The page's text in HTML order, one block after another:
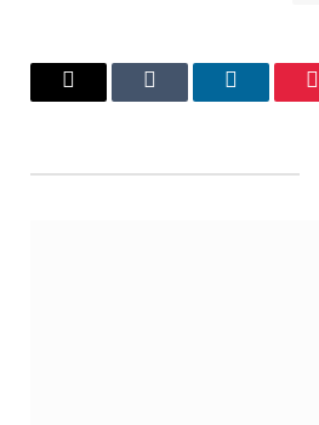
بينتيريستلينكدإن Tumblr
البريد